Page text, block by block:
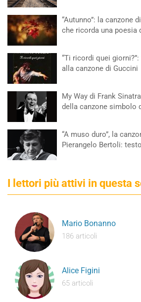
“Autunno”: la canzone
che ricorda una poesia
“Ti ricordi quei
alla canzone di Guccini
My Way di Frank
della canzone simbolo
“A muso duro”, la
Pierangelo Bertoli:
I lettori più attivi in questa
Mario Bonanno
186 articoli
Alice Figini
65 articoli